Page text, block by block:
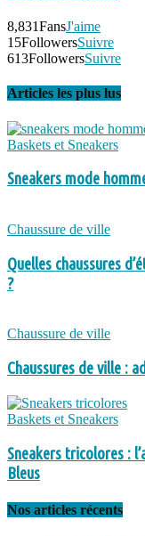
8,831FansJ'aime
15FollowersSuivre
613FollowersSuivre
Articles les plus lus
Baskets et Sneakers
Sneakers mode
Chaussure de ville
Quelles chaussures
?
Chaussure de ville
Chaussures de ville :
Baskets et Sneakers
Sneakers tricolores :
Bleus
Nos articles récents